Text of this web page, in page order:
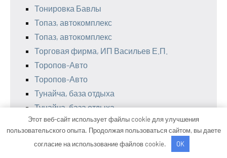
Тонировка Бавлы
Топаз, автокомплекс
Топаз, автокомплекс
Торговая фирма, ИП Васильев Е.П.
Торопов-Авто
Торопов-Авто
Тунайча, база отдыха
Тунайча, база отдыха
У моста, сауна
У Палыча, баня
Улап, центр спорта и здоровья
Этот веб-сайт использует файлы cookie для улучшения
пользовательского опыта. Продолжая пользоваться сайтом, вы даете
согласие на использование файлов cookie.
OK